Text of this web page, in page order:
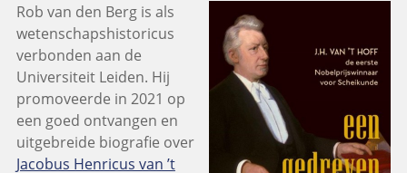
Rob van den Berg is als
wetenschapshistoricus
verbonden aan de
Universiteit Leiden. Hij
promoveerde in 2021 op
een goed ontvangen en
uitgebreide biografie over
Jacobus Henricus van ’t